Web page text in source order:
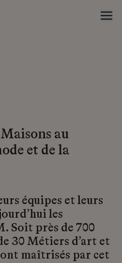
au
et de la
équipes et leurs
les
Soit près de 700
30 Métiers d’art et
maîtrisés par cet